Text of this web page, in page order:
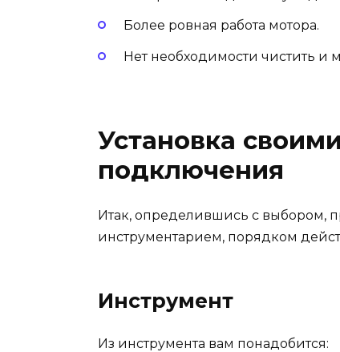
Более ровная работа мотора.
Нет необходимости чистить и
Установка
подключения
Итак, определившись с выбором,
инструментарием, порядком
Инструмент
Из инструмента вам понадобится: